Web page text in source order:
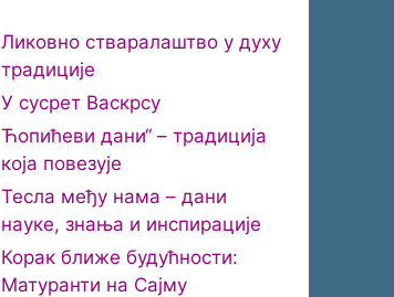
Ликовно стваралаштво у духу
традиције
У сусрет Васкрсу
Ћопићеви дани“ – традиција
која повезује
Тесла међу нама – дани
науке, знања и инспирације
Корак ближе будућности:
Матуранти на Сајму